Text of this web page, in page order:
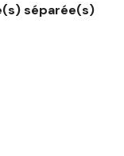
séparée(s)